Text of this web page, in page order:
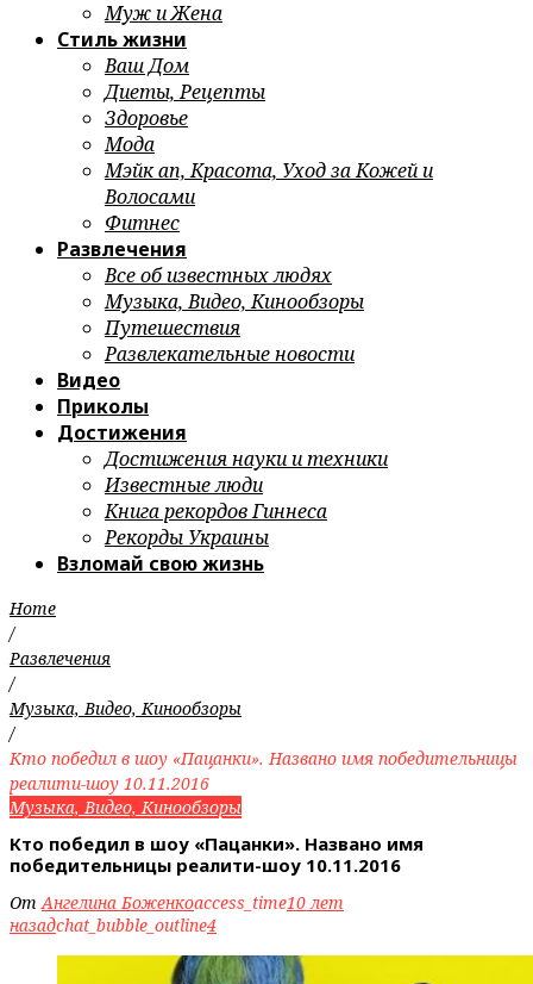
Муж и Жена
Стиль жизни
Ваш Дом
Диеты, Рецепты
Здоровье
Мода
Мэйк ап, Красота, Уход за Кожей и
Волосами
Фитнес
Развлечения
Все об известных людях
Музыка, Видео, Кинообзоры
Путешествия
Развлекательные новости
Видео
Приколы
Достижения
Достижения науки и техники
Известные люди
Книга рекордов Гиннеса
Рекорды Украины
Взломай свою жизнь
Home
/
Развлечения
/
Музыка, Видео, Кинообзоры
/
Кто победил в шоу «Пацанки». Названо имя победительницы
реалити-шоу 10.11.2016
Музыка, Видео, Кинообзоры
Кто победил в шоу «Пацанки». Названо имя
победительницы реалити-шоу 10.11.2016
ОтАнгелина Боженкоaccess_time10 лет
назадchat_bubble_outline4